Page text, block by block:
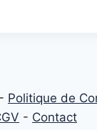
- Politique de
- Contact